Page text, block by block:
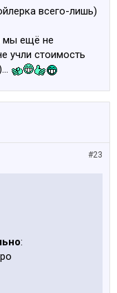
всего-лишь)
мы ещё не
учли стоимость
#23
: